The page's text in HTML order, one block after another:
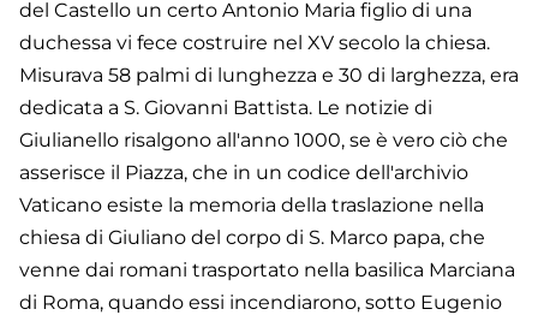
del Castello un certo Antonio Maria figlio di una
duchessa vi fece costruire nel XV secolo la chiesa.
Misurava 58 palmi di lunghezza e 30 di larghezza, era
dedicata a S. Giovanni Battista. Le notizie di
Giulianello risalgono all'anno 1000, se è vero ciò che
asserisce il Piazza, che in un codice dell'archivio
Vaticano esiste la memoria della traslazione nella
chiesa di Giuliano del corpo di S. Marco papa, che
venne dai romani trasportato nella basilica Marciana
di Roma, quando essi incendiarono, sotto Eugenio